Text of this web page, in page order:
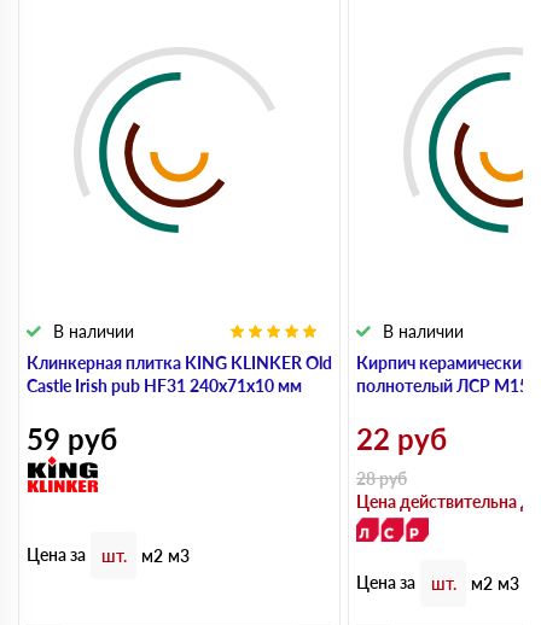
Клинкерная плитка KING KLINKER Old
Castle Irish pub HF31 240х71х10 мм
В наличии
59 руб
Цена за шт. м2 м3
Кирпич керамический
полнотелый ЛСР
В наличии
22 руб
28руб
Цена действительна
Цена за шт. м2 м3